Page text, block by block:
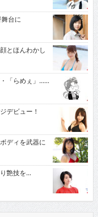
台に
とほんわかし
「らめぇ」……
デビュー！
ディを武器に
艶技を…